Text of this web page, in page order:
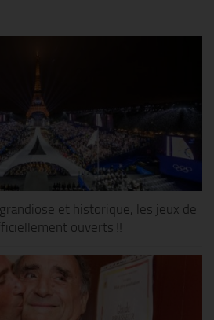
et historique, les jeux de
ouverts !!